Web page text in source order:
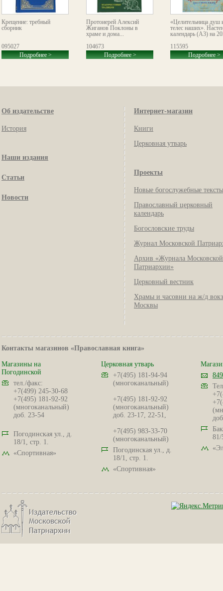
Крещение: требный
сборник
095027
Подробнее >
Протоиерей Алексий
Жиганов Поклоны в
храме и дома...
104673
Подробнее >
«Целительница душ
телес наших».
календарь (А3) на
115595
Подробнее >
Об издательстве
История
Наши издания
Статьи
Новости
Интернет-магазин
Книги
Церковная утварь
Проекты
Новые богослужебные тексты
Православный церковный
календарь
Богословские труды
Журнал Московской
Архив «Журнала Московской
Патриархии»
Церковный вестник
Храмы и часовни на ж/д
Москвы
Контакты магазинов «Православная книга»
Магазины на
Погодинской
тел./факс:
+7(499) 245-30-68
+7(495) 181-92-92
(многоканальный)
доб. 23-54
Погодинская ул., д.
18/1, стр. 1.
«Спортивная»
Церковная утварь
+7(495) 181-94-94
(многоканальный)
+7(495) 181-92-92
(многоканальный)
доб. 23-17, 22-51,
+7(495) 983-33-70
(многоканальный)
Погодинская ул., д.
18/1, стр. 1.
«Спортивная»
81/